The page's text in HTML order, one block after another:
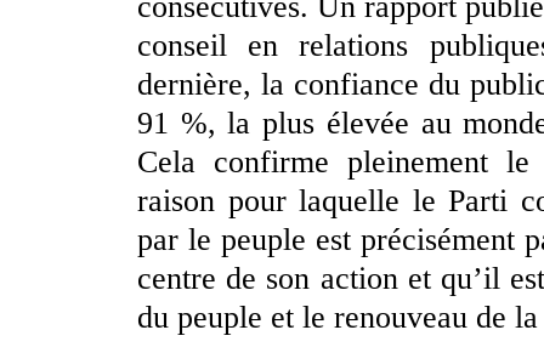
conseil en relations
dernière, la confiance du
91 %, la plus élevée au
Cela confirme pleinement
raison pour laquelle le Parti
par le peuple est précisément
centre de son action et qu’il
du peuple et le renouveau de